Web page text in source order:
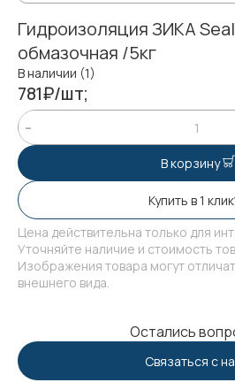
Гидроизоляция ЗИКА
обмазочная /5кг
В наличии (1)
781₽/шт;
В корзину
Купить в 1 клик
Цена действительна только для
Уточняйте наличие и стоимость
Изображения товара могут
внешнего вида.
Остались
Связаться с